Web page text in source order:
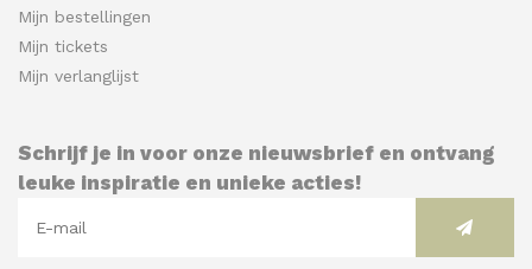
Mijn bestellingen
Mijn tickets
Mijn verlanglijst
Schrijf je in voor onze nieuwsbrief en ontvang
leuke inspiratie en unieke acties!